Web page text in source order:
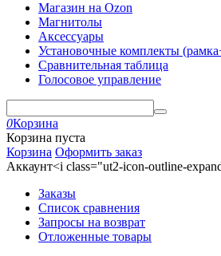
Магазин на Ozon
Магнитолы
Аксессуары
Установочные комплекты
Сравнительная таблица
Голосовое управление
0Корзина
Корзина пуста
Корзина Оформить заказ
Аккаунт<i class="ut2-icon-outline-
Заказы
Список сравнения
Запросы на возврат
Отложенные товары